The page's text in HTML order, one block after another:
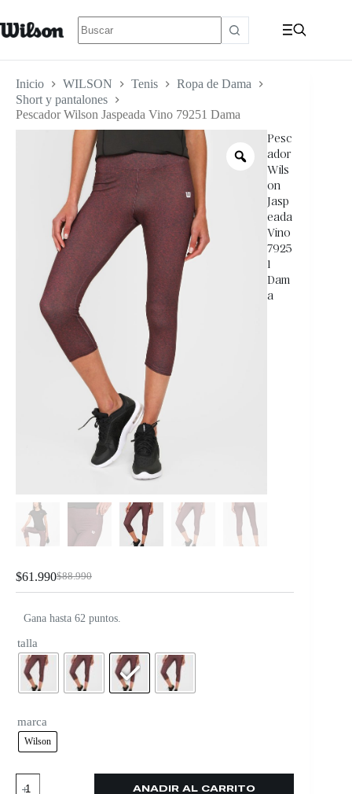
Inicio WILSON Tenis
Ropa de Dama
Short y pantalones
Pescador Wilson Jaspeada Vino 79251 Dama
Pesc
ador
Wils
on
Jasp
eada
Vino
7925
1
Dam
a
$88.990
$61.990
Gana hasta 62 puntos.
talla
marca
Wilson
AÑADIR AL CARRITO